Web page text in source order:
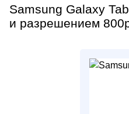
Samsung Galaxy
и разрешением